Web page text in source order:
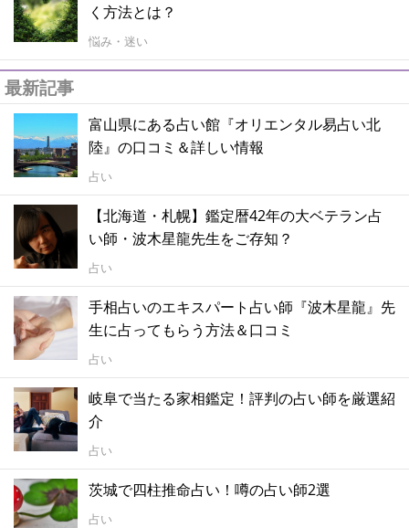
く方法とは？
悩み・迷い
最新記事
富山県にある占い館『オリエンタル易占い北
陸』の口コミ＆詳しい情報
占い
【北海道・札幌】鑑定暦42年の大ベテラン占
い師・波木星龍先生をご存知？
占い
手相占いのエキスパート占い師『波木星龍』先
生に占ってもらう方法＆口コミ
占い
岐阜で当たる家相鑑定！評判の占い師を厳選紹
介
占い
茨城で四柱推命占い！噂の占い師2選
占い